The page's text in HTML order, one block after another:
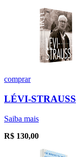
comprar
LÉVI-STRAUSS
Saiba mais
R$ 130,00